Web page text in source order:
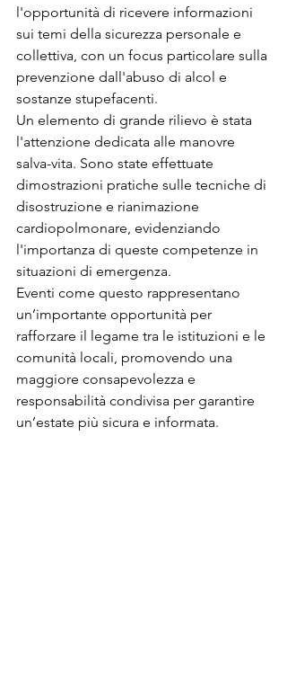
l'opportunità di ricevere informazioni
sui temi della sicurezza personale e
collettiva, con un focus particolare sulla
prevenzione dall'abuso di alcol e
sostanze stupefacenti.
Un elemento di grande rilievo è stata
l'attenzione dedicata alle manovre
salva-vita. Sono state effettuate
dimostrazioni pratiche sulle tecniche di
disostruzione e rianimazione
cardiopolmonare, evidenziando
l'importanza di queste competenze in
situazioni di emergenza.
Eventi come questo rappresentano
un’importante opportunità per
rafforzare il legame tra le istituzioni e le
comunità locali, promovendo una
maggiore consapevolezza e
responsabilità condivisa per garantire
un’estate più sicura e informata.